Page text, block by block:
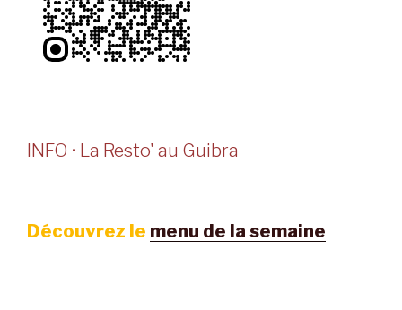
INFO • La Resto' au Guibra
Découvrez le menu de la semaine